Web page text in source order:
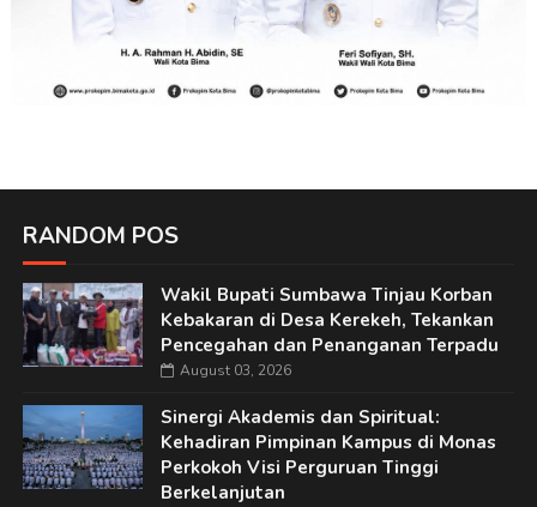
RANDOM POS
Wakil Bupati Sumbawa Tinjau Korban
Kebakaran di Desa Kerekeh, Tekankan
Pencegahan dan Penanganan Terpadu
August 03, 2026
Sinergi Akademis dan Spiritual:
Kehadiran Pimpinan Kampus di Monas
Perkokoh Visi Perguruan Tinggi
Berkelanjutan